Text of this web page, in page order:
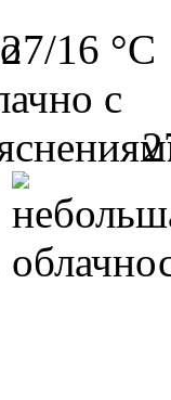
27/16 °C